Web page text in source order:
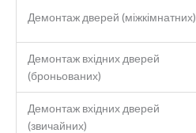
Демонтаж дверей (міжкімнатних)
Демонтаж вхідних дверей
(броньованих)
Демонтаж вхідних дверей
(звичайних)